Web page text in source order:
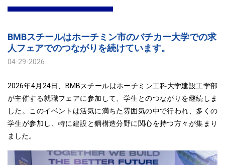
BMBスチールはホーチミン市のバチカー大学での求
人フェアでのつながりを続けています。
04-29-2026
2026年4月24日、BMBスチールはホーチミン工科大学建設工学部
が主催する就職フェアに参加して、学生とのつながりを継続しま
した。このイベントは活気に満ちた雰囲気の中で行われ、多くの
学生が参加し、特に建設と鋼構造分野に関心を持つ方々が集まり
ました。